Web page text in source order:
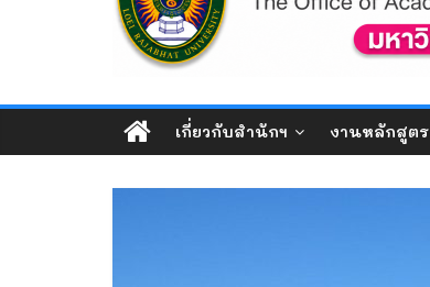
เสริม
วิชาการ
และ
เกี่ยวกับสำนักฯ งานหลักสูตร